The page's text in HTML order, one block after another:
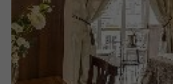
Especialistas
Cheque Viagem